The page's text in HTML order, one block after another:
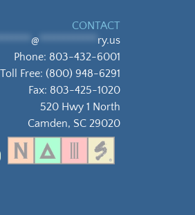
CONTACT
@
ry.us
Phone: 803-432-6001
Toll Free:(800) 948-6291
Fax: 803-425-1020
520 Hwy 1 North
Camden, SC 29020